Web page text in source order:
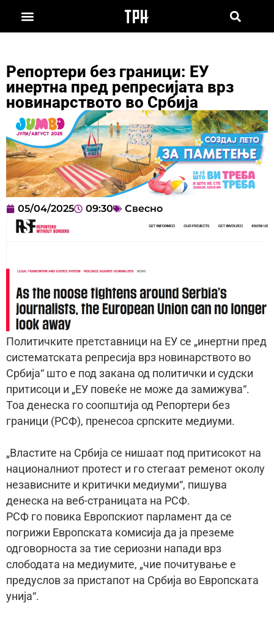
Репортери без граници: ЕУ
инертна пред репресијата врз
новинарството во Србија
05/04/2025 09:30 Свесно
Политичките претставници на ЕУ се „инертни пред
систематската репресија врз новинарството во
Србија“ што е под закана од политички и судски
притисоци и „ЕУ повеќе не може да замижува“.
Тоа денеска го соопштија од Репортери без
граници (РСФ), пренесоа српските медиуми.
„Властите на Србија се нишаат под притисокот на
националниот протест и го стегаат ременот околу
независните и критички медиуми“, пишува
денеска на веб-страницата на РСФ.
РСФ го повика Европскиот парламент да се
погрижи Европската комисија да ја преземе
одговорноста за тие сериозни напади врз
слободата на медиумите, „чие почитување е
предуслов за пристапот на Србија во Европската
унија“.